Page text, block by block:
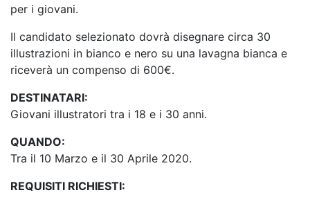
per i giovani.
Il candidato selezionato dovrà disegnare circa 30
illustrazioni in bianco e nero su una lavagna bianca e
riceverà un compenso di 600€.
DESTINATARI:
Giovani illustratori tra i 18 e i 30 anni.
QUANDO:
Tra il 10 Marzo e il 30 Aprile 2020.
REQUISITI RICHIESTI: